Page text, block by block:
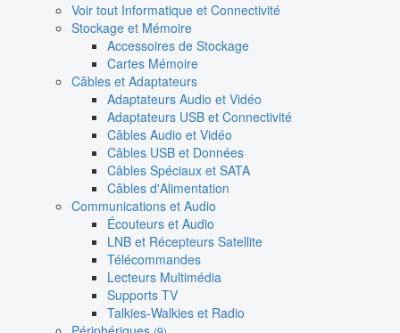
Voir tout Informatique et Connectivité
Stockage et Mémoire
Accessoires de Stockage
Cartes Mémoire
Câbles et Adaptateurs
Adaptateurs Audio et Vidéo
Adaptateurs USB et Connectivité
Câbles Audio et Vidéo
Câbles USB et Données
Câbles Spéciaux et SATA
Câbles d'Alimentation
Communications et Audio
Écouteurs et Audio
LNB et Récepteurs Satellite
Télécommandes
Lecteurs Multimédia
Supports TV
Talkies-Walkies et Radio